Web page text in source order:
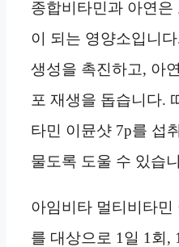
종합비타민과 아연
이 되는 영양소입니
생성을 촉진하고, 아
포 재생을 돕습니다.
타민 이뮨샷 7p를 섭
물도록 도울 수 있습
아임비타 멀티비타민
를 대상으로 1일 1회,